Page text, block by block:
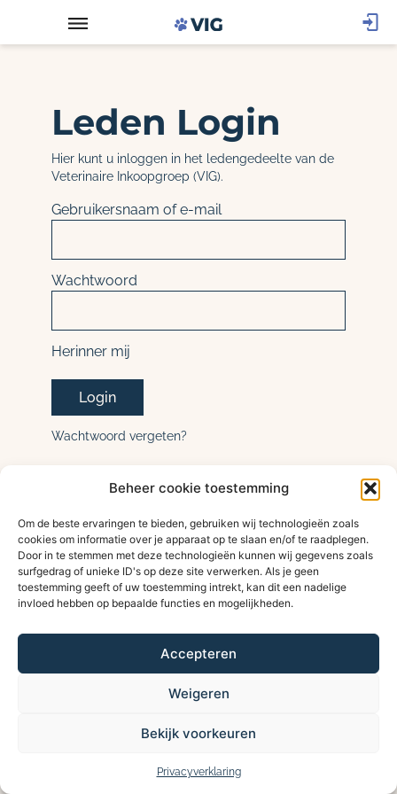
Beheer cookie toestemming
Om de beste ervaringen te bieden, gebruiken wij technologieën zoals
cookies om informatie over je apparaat op te slaan en/of te raadplegen.
Door in te stemmen met deze technologieën kunnen wij gegevens zoals
surfgedrag of unieke ID's op deze site verwerken. Als je geen
toestemming geeft of uw toestemming intrekt, kan dit een nadelige
invloed hebben op bepaalde functies en mogelijkheden.
Accepteren
Weigeren
Bekijk voorkeuren
Privacyverklaring
Leden Login
Hier kunt u inloggen in het ledengedeelte van de
Veterinaire Inkoopgroep (VIG).
Gebruikersnaam of e-mail
Wachtwoord
Herinner mij
Wachtwoord vergeten?